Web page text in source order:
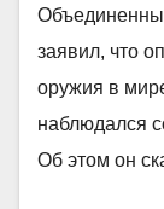
заявил, что
оружия в
наблюдался
Об этом он